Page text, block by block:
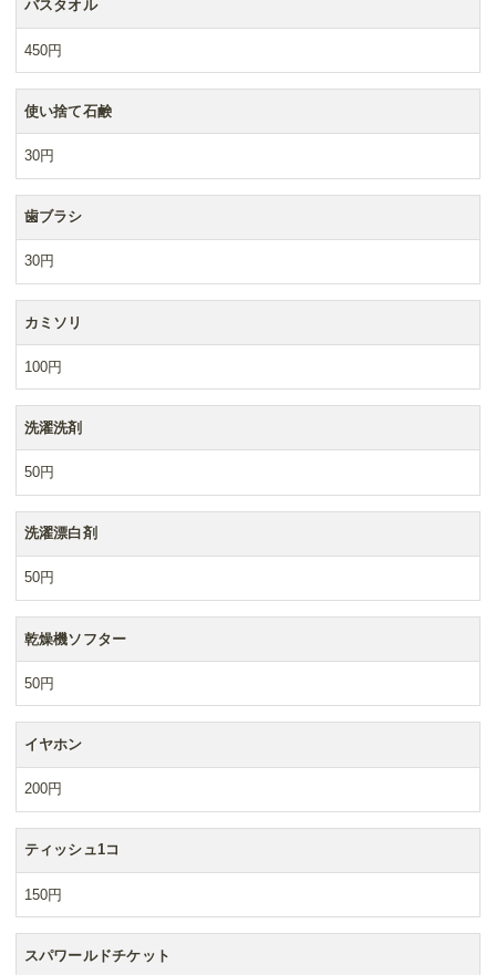
バスタオル
450円
使い捨て石鹸
30円
歯ブラシ
30円
カミソリ
100円
洗濯洗剤
50円
洗濯漂白剤
50円
乾燥機ソフター
50円
イヤホン
200円
ティッシュ1コ
150円
スパワールドチケット